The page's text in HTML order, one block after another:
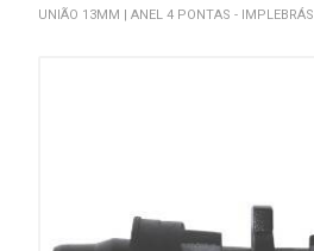
UNIÃO 13MM | ANEL 4 PONTAS - IMPLEBRÁS